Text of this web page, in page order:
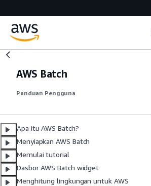
AWS Batch
Panduan Pengguna
Apa itu AWS Batch?
Menyiapkan AWS Batch
Memulai tutorial
Dasbor AWS Batch widget
Menghitung lingkungan untuk AWS